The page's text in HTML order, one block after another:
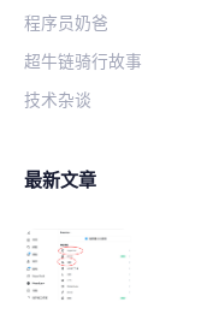
程序员奶爸
超牛链骑行故事
技术杂谈
最新文章